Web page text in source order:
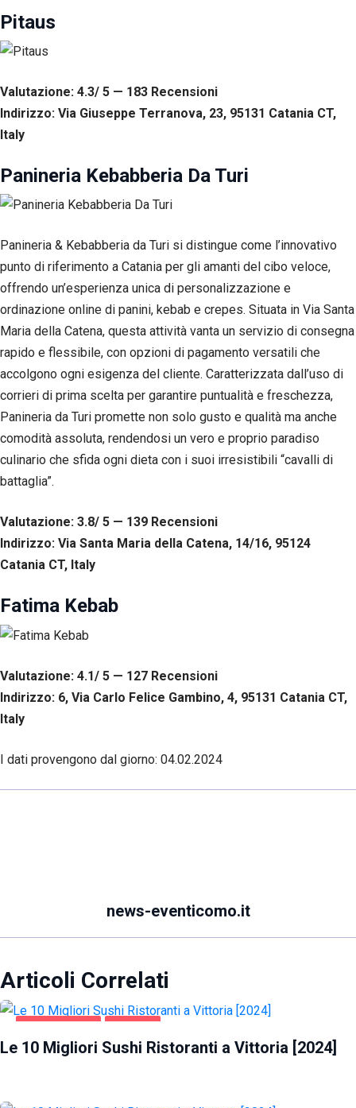
Pitaus
Valutazione: 4.3/ 5 — 183 Recensioni
Indirizzo: Via Giuseppe Terranova, 23, 95131 Catania CT,
Italy
Panineria Kebabberia Da Turi
Panineria & Kebabberia da Turi si distingue come l’innovativo
punto di riferimento a Catania per gli amanti del cibo veloce,
offrendo un’esperienza unica di personalizzazione e
ordinazione online di panini, kebab e crepes. Situata in Via Santa
Maria della Catena, questa attività vanta un servizio di consegna
rapido e flessibile, con opzioni di pagamento versatili che
accolgono ogni esigenza del cliente. Caratterizzata dall’uso di
corrieri di prima scelta per garantire puntualità e freschezza,
Panineria da Turi promette non solo gusto e qualità ma anche
comodità assoluta, rendendosi un vero e proprio paradiso
culinario che sfida ogni dieta con i suoi irresistibili “cavalli di
battaglia”.
Valutazione: 3.8/ 5 — 139 Recensioni
Indirizzo: Via Santa Maria della Catena, 14/16, 95124
Catania CT, Italy
Fatima Kebab
Valutazione: 4.1/ 5 — 127 Recensioni
Indirizzo: 6, Via Carlo Felice Gambino, 4, 95131 Catania CT,
Italy
I dati provengono dal giorno: 04.02.2024
news-eventicomo.it
Articoli Correlati
GASTRONOMIA VITTORIA
Le 10 Migliori Sushi Ristoranti a Vittoria [2024]
comportamento
nostro sito,
possibilità di
e offerte